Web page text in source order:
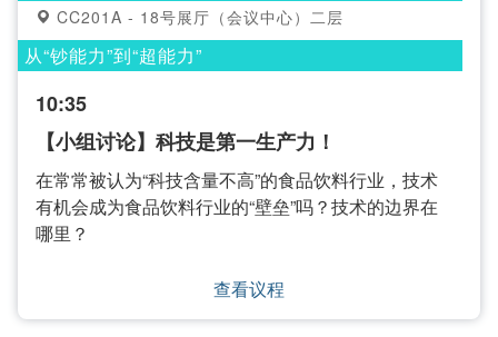
CC201A - 18号展厅（会议中心）二层
从“钞能力”到“超能力”
10:35
【小组讨论】科技是第一生产力！
在常常被认为“科技含量不高”的食品饮料行业，技术
有机会成为食品饮料行业的“壁垒”吗？技术的边界在
哪里？
查看议程